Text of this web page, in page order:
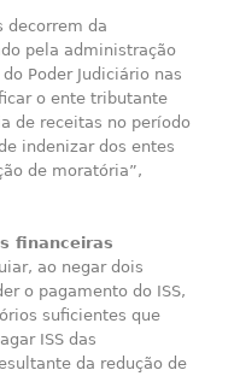
decorrem da
pela administração
Poder Judiciário nas
o ente tributante
de receitas no período
indenizar dos entes
de moratória”,
financeiras
ao negar dois
o pagamento do ISS,
suficientes que
ISS das
da redução de